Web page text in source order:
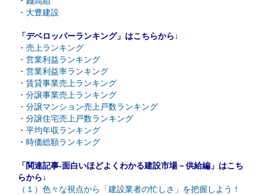
・ 大豊建設
「デベロッパーランキング」はこちらから↓
・ 売上ランキング
・ 営業利益ランキング
・ 営業利益率ランキング
・ 賃貸事業売上ランキング
・ 分譲事業売上ランキング
・ 分譲マンション売上戸数ランキング
・ 分譲住宅売上戸数ランキング
・ 平均年収ランキング
・ 時価総額ランキング
「関連記事-面白いほどよくわかる建設市場－供給編」はこち
らから↓
（１）色々な視点から「建設業者の忙しさ」を把握しよう！